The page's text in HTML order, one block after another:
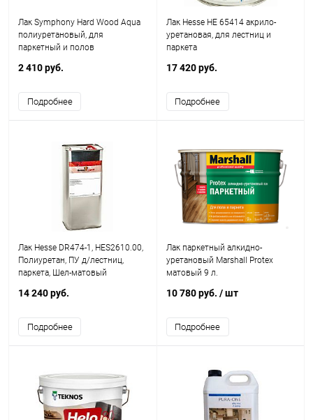
Лак Symphony Hard Wood Aqua
полиуретановый, для
паркетный и полов
2 410 руб.
Подробнее
Лак Hesse HE 65414 акрило-
уретановая, для лестниц и
паркета
17 420 руб.
Подробнее
Лак Hesse DR474-1, HES2610.00,
Полиуретан, ПУ д/лестниц,
паркета, Шел-матовый
14 240 руб.
Подробнее
Лак паркетный алкидно-
уретановый Marshall Protex
матовый 9 л.
10 780 руб. / шт
Подробнее